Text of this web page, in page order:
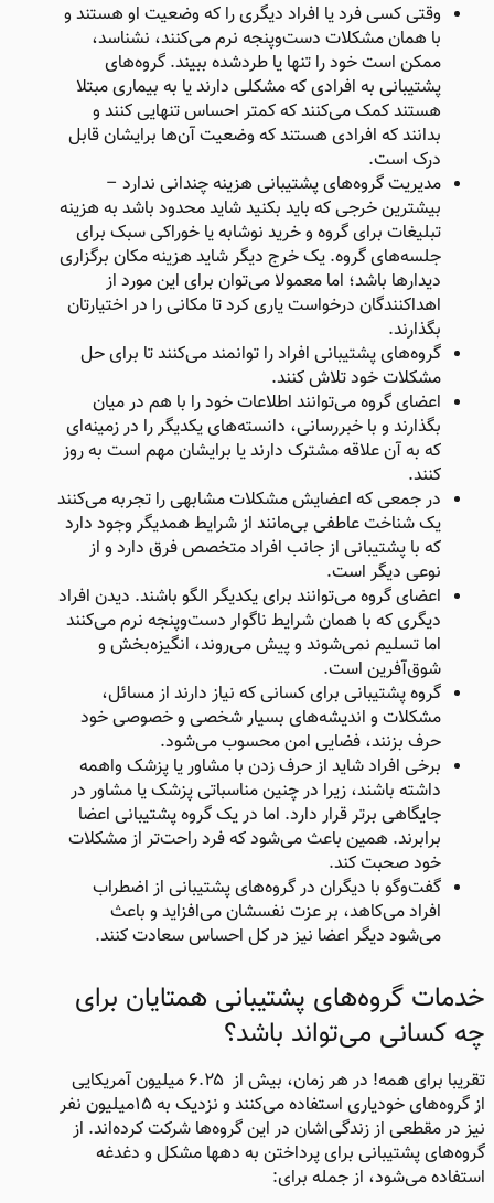
وقتی کسی فرد یا افراد دیگری را که وضعیت او هستند و
با همان مشکلات دست‌وپنجه نرم می‌کنند، نشناسد،
ممکن است خود را تنها یا طردشده ببیند. گروه‌های
پشتیبانی به افرادی که مشکلی دارند یا به بیماری مبتلا
هستند کمک می‌کنند که کمتر احساس تنهایی کنند و
بدانند که افرادی هستند که وضعیت‌ آن‌ها برایشان قابل
درک است.
مدیریت گروه‌های پشتیبانی هزینه چندانی ندارد –
بیشترین خرجی که باید بکنید شاید محدود باشد به هزینه
تبلیغات برای گروه و خرید نوشابه یا خوراکی سبک برای
جلسه‌های گروه. یک خرج دیگر شاید هزینه مکان برگزاری
دیدارها باشد؛ اما معمولا می‌توان برای این مورد از
اهداکنندگان درخواست یاری کرد تا مکانی را در اختیارتان
بگذارند.
گروه‌های پشتیبانی افراد را توانمند می‌کنند تا برای حل
مشکلات خود تلاش کنند.
اعضای گروه می‌توانند اطلاعات خود را با هم در میان
بگذارند و با خبررسانی، دانسته‌های یکدیگر را در زمینه‌‌ای
که به آن علاقه مشترک دارند یا برایشان مهم است به روز
کنند.
در جمعی که اعضایش مشکلات مشابهی را تجربه می‌کنند
یک شناخت عاطفی بی‌مانند از شرایط همدیگر وجود دارد
که با پشتیبانی از جانب افراد متخصص فرق دارد و از
نوعی دیگر است.
اعضای گروه می‌توانند برای یکدیگر الگو باشند. دیدن افراد
دیگری که با همان شرایط ناگوار دست‌وپنجه نرم می‌کنند
اما تسلیم نمی‌شوند و پیش می‌روند، انگیزه‌بخش و
شوق‌آفرین است.
گروه پشتیبانی برای کسانی که نیاز دارند از مسائل،
مشکلات و اندیشه‌های بسیار شخصی و خصوصی خود
حرف بزنند، فضایی امن محسوب می‌شود.
برخی افراد شاید از حرف زدن با مشاور یا پزشک واهمه
داشته باشند، زیرا در چنین مناسباتی پزشک یا مشاور در
جایگاهی برتر قرار دارد. اما در یک گروه پشتیبانی اعضا
برابرند. همین باعث می‌شود که فرد راحت‌تر از مشکلات
خود صحبت کند.
گفت‌وگو با دیگران در گروه‌های پشتیبانی از اضطراب
افراد می‌کاهد، بر عزت نفسشان می‌افزاید و باعث
می‌شود دیگر اعضا نیز در کل احساس سعادت کنند.
خدمات گروه‌های پشتیبانی همتایان برای
چه کسانی می‌تواند باشد؟
تقریبا برای همه! در هر زمان، بیش از ۶.۲۵ میلیون آمریکایی
از گروه‌های خودیاری استفاده می‌کنند و نزدیک به ۱۵میلیون نفر
نیز در مقطعی‌ از زندگی‌اشان در این گروه‌ها شرکت کرده‌اند. از
گروه‌های پشتیبانی برای پرداختن به دهها مشکل و دغدغه
استفاده می‌شود، از جمله برای: